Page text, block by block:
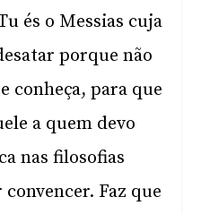
és o Messias cuja
porque não
conheça, para que
a quem devo
nas filosofias
Faz que